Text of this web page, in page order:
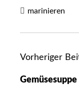
marinieren
Vorheriger